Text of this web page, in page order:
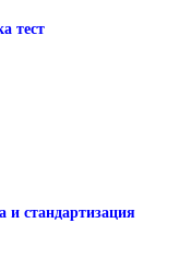
тест
и стандартизация